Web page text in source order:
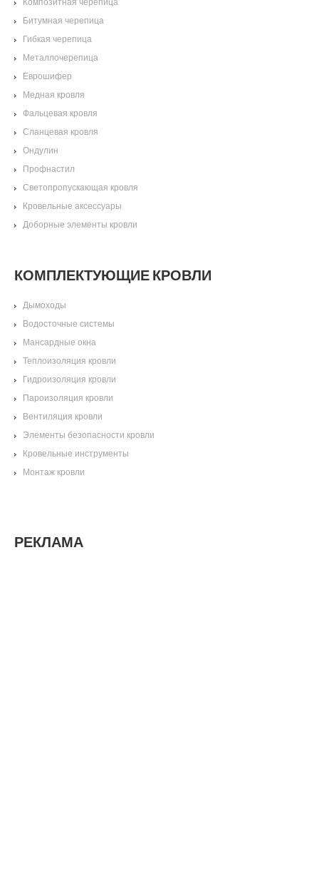
Битумная черепица
Гибкая черепица
Металлочерепица
Еврошифер
Медная кровля
Фальцевая кровля
Сланцевая кровля
Ондулин
Профнастил
Светопропускающая кровля
Кровельные аксессуары
Доборные элементы кровли
КОМПЛЕКТУЮЩИЕ КРОВЛИ
Дымоходы
Водосточные системы
Мансардные окна
Теплоизоляция кровли
Гидроизоляция кровли
Пароизоляция кровли
Вентиляция кровли
Элементы безопасности кровли
Кровельные инструменты
Монтаж кровли
РЕКЛАМА